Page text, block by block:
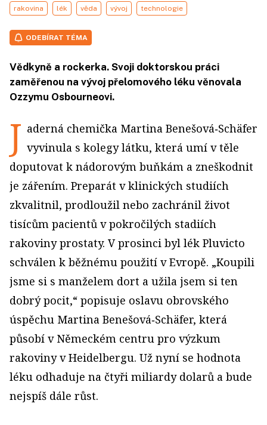
rakovina lék věda vývoj technologie
ODEBÍRAT TÉMA
Vědkyně a rockerka. Svoji doktorskou práci
zaměřenou na vývoj přelomového léku věnovala
Ozzymu Osbourneovi.
J aderná chemička Martina Benešová‑Schäfer
vyvinula s kolegy látku, která umí v těle
doputovat k nádorovým buňkám a zneškodnit
je zářením. Preparát v klinických studiích
zkvalitnil, prodloužil nebo zachránil život
tisícům pacientů v pokročilých stadiích
rakoviny prostaty. V prosinci byl lék Pluvicto
schválen k běžnému použití v Evropě. „Koupili
jsme si s manželem dort a užila jsem si ten
dobrý pocit,“ popisuje oslavu obrovského
úspěchu Martina Benešová‑Schäfer, která
působí v Německém centru pro výzkum
rakoviny v Heidelbergu. Už nyní se hodnota
léku odhaduje na čtyři miliardy dolarů a bude
nejspíš dále růst.